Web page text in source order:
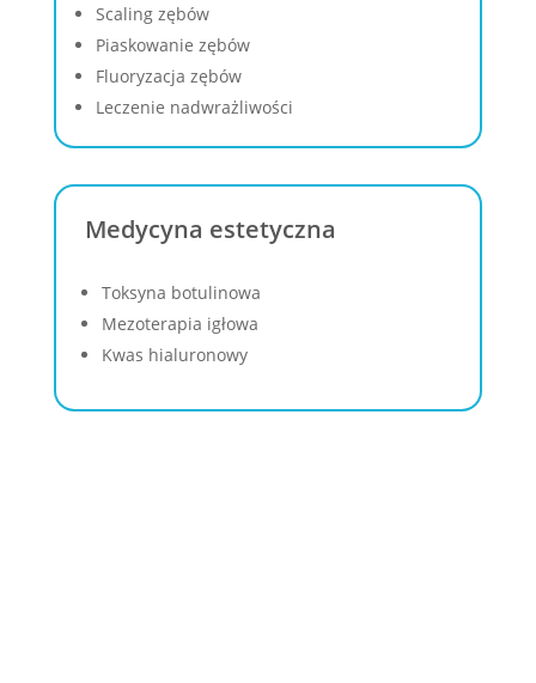
Scaling zębów
Piaskowanie zębów
Fluoryzacja zębów
Leczenie nadwrażliwości
Medycyna estetyczna
Toksyna botulinowa
Mezoterapia igłowa
Kwas hialuronowy